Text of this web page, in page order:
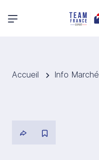
Menu principal
Accueil Info Marché